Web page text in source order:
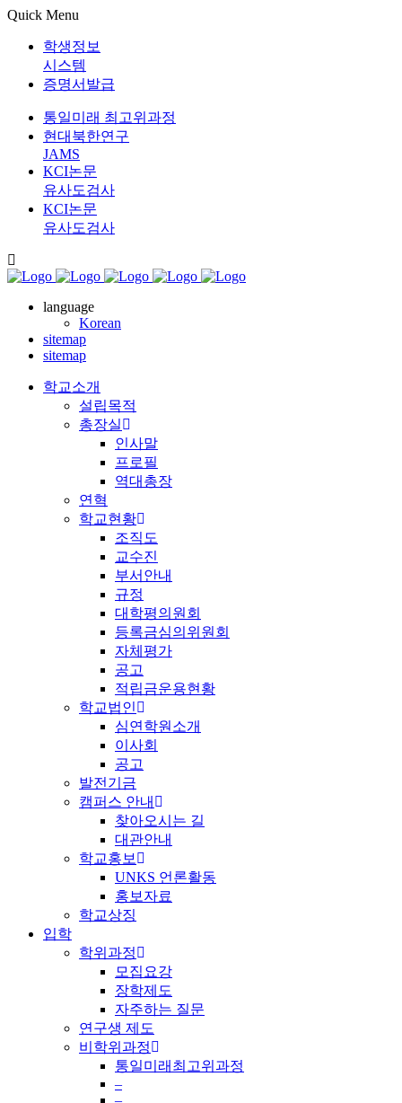
Quick Menu
학생정보
시스템
증명서발급
통일미래 최고위과정
현대북한연구
JAMS
KCI논문
유사도검사
KCI논문
유사도검사
language
Korean
sitemap
sitemap
학교소개
설립목적
총장실
인사말
프로필
역대총장
연혁
학교현황
조직도
교수진
부서안내
규정
대학평의원회
등록금심의위원회
자체평가
공고
적립금운용현황
학교법인
심연학원소개
이사회
공고
발전기금
캠퍼스 안내
찾아오시는 길
대관안내
학교홍보
UNKS 언론활동
홍보자료
학교상징
입학
학위과정
모집요강
장학제도
자주하는 질문
연구생 제도
비학위과정
통일미래최고위과정
–
–